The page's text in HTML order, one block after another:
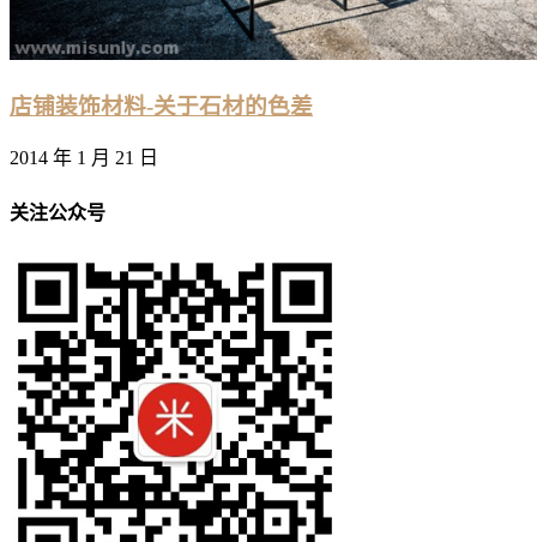
店铺装饰材料-关于石材的色差
2014 年 1 月 21 日
关注公众号